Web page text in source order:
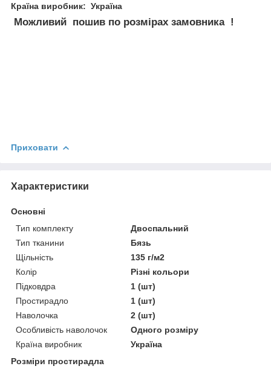
Країна виробник: Україна
Можливий пошив по розмірах замовника !
Приховати
Характеристики
Основні
Тип комплекту
Двоспальний
Тип тканини
Бязь
Щільність
135 г/м2
Колір
Різні кольори
Підковдра
1 (шт)
Простирадло
1 (шт)
Наволочка
2 (шт)
Особливість наволочок
Одного розміру
Країна виробник
Україна
Розміри простирадла